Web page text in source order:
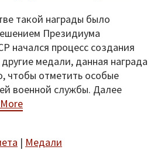
такой награды было
Президиума
начался процесс создания
медали, данная награда
чтобы отметить особые
военной службы. Далее
| Медали